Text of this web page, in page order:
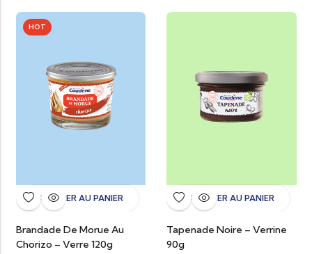
HOT
AJOUTER AU PANIER
Brandade De Morue Au
Chorizo – Verre 120g
AJOUTER AU PANIER
Tapenade Noire – Verrine
90g